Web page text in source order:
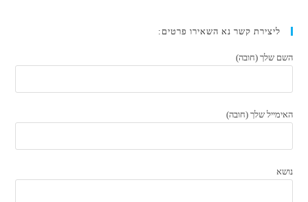
ליצירת קשר נא השאירו פרטים:
השם שלך (חובה)
האימייל שלך (חובה)
נושא